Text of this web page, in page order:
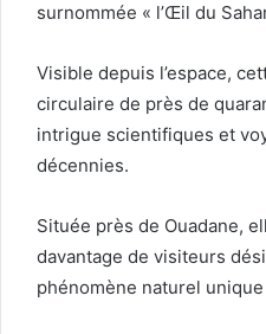
surnommée « l’Œil du
Visible depuis l’espace,
circulaire de près de
intrigue scientifiques et
décennies.
Située près de Ouadane,
davantage de visiteurs
phénomène naturel